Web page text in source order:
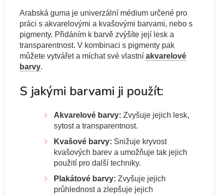
Arabská guma je univerzální médium určené pro
práci s akvarelovými a kvašovými barvami, nebo s
pigmenty. Přidáním k barvě zvýšíte její lesk a
transparentnost. V kombinaci s pigmenty pak
můžete vytvářet a míchat své vlastní akvarelové
barvy.
S jakými barvami ji použít:
Akvarelové barvy: Zvyšuje jejich lesk,
sytost a transparentnost.
Kvašové barvy: Snižuje kryvost
kvašových barev a umožňuje tak jejich
použití pro další techniky.
Plakátové barvy: Zvyšuje jejich
průhlednost a zlepšuje jejich